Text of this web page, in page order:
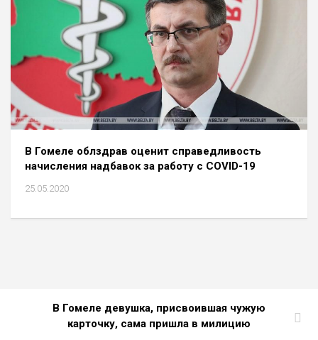
В Гомеле облздрав оценит справедливость
начисления надбавок за работу с COVID-19
25.05.2020
В Гомеле девушка, присвоившая чужую
карточку, сама пришла в милицию